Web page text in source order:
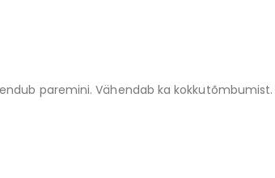
paremini. Vähendab ka kokkutõmbumist.